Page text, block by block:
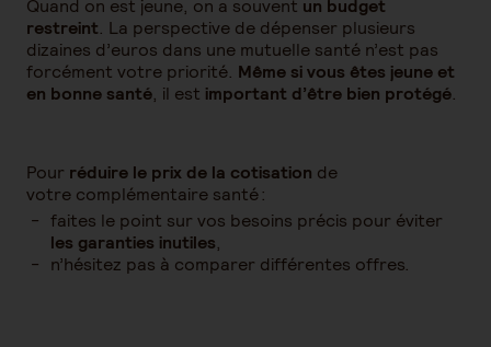
Quand on est jeune, on a souvent un budget
restreint. La perspective de dépenser plusieurs
dizaines d’euros dans une mutuelle santé n’est pas
forcément votre priorité. Même si vous êtes jeune et
en bonne santé, il est important d’être bien protégé.
Pour réduire le prix de la cotisation de
votre complémentaire santé :
faites le point sur vos besoins précis pour éviter
les garanties inutiles,
n’hésitez pas à comparer différentes offres.